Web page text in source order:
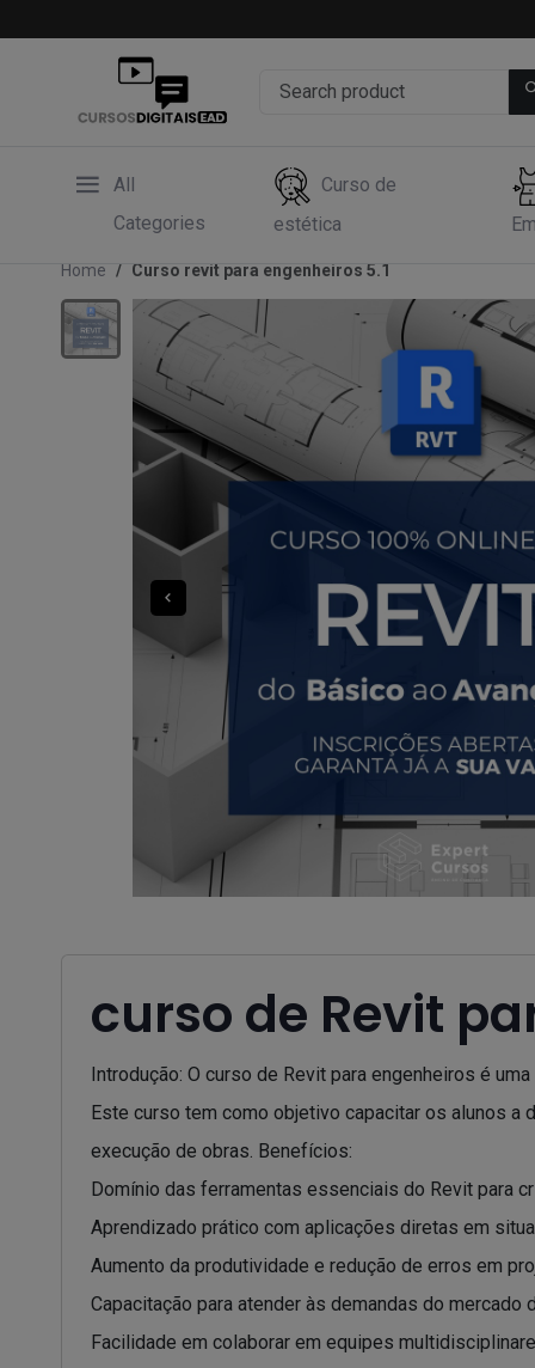
All
Categories
Curso de
estética
Home Curso revit para engenheiros 5.1
curso de Revit
Introdução: O curso de Revit para engenheiros é
Este curso tem como objetivo capacitar os alunos
execução de obras. Benefícios:
Domínio das ferramentas essenciais do Revit para
Aprendizado prático com aplicações diretas em
Aumento da produtividade e redução de erros em
Capacitação para atender às demandas do mercado
Facilidade em colaborar em equipes